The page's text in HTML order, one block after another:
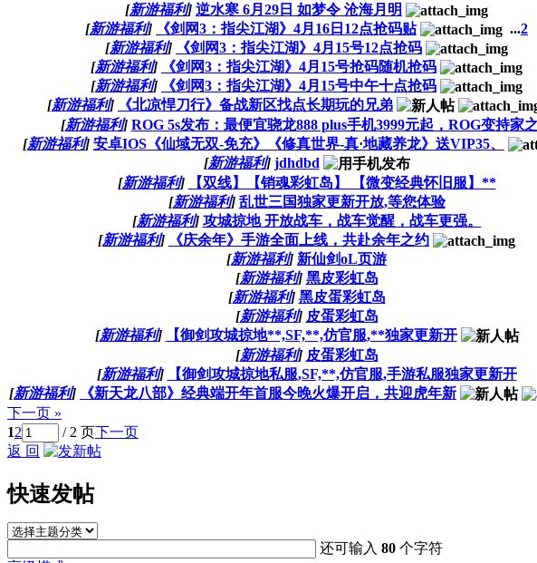
[新游福利] 逆水寒 6月29日 如梦令 沧海月明
[新游福利] 《剑网3：指尖江湖》4月16日12点抢码贴 ...2
[新游福利] 《剑网3：指尖江湖》4月15号12点抢码
[新游福利] 《剑网3：指尖江湖》4月15号抢码随机抢码
[新游福利] 《剑网3：指尖江湖》4月15号中午十点抢码
[新游福利] 《北凉悍刀行》备战新区找点长期玩的兄弟
[新游福利] ROG 5s发布：最便宜骁龙888 plus手机3999元起，ROG变持家
[新游福利] 安卓IOS《仙域无双-免充》《修真世界-真·地藏养龙》送VIP35、
[新游福利] jdhdbd
[新游福利] 【双线】【销魂彩虹岛】 【微变经典怀旧服】**
[新游福利] 乱世三国独家更新开放,等您体验
[新游福利] 攻城掠地 开放战车，战车觉醒，战车更强。
[新游福利] 《庆余年》手游全面上线，共赴余年之约
[新游福利] 新仙剑oL页游
[新游福利] 黑皮彩虹岛
[新游福利] 黑皮蛋彩虹岛
[新游福利] 皮蛋彩虹岛
[新游福利] 【御剑攻城掠地**,SF,**,仿官服,**独家更新开
[新游福利] 皮蛋彩虹岛
[新游福利] 【御剑攻城掠地私服,SF,**,仿官服,手游私服独家更新开
[新游福利] 《新天龙八部》经典端开年首服今晚火爆开启，共迎虎年新
下一页 »
12 / 2 页下一页
返 回
快速发帖
还可输入80 个字符